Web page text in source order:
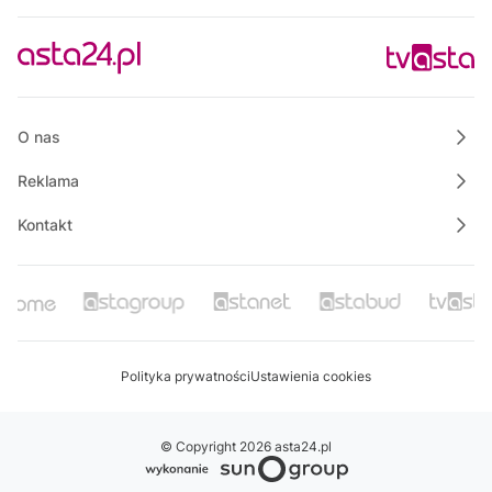
O nas
Reklama
Kontakt
Polityka prywatnościUstawienia cookies
© Copyright 2026 asta24.pl